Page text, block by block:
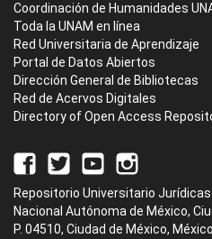
Coordinación de Humanidades
Toda la UNAM en línea
Red Universitaria de Aprendizaje
Portal de Datos Abiertos
Dirección General de Bibliotecas
Red de Acervos Digitales
Directory of Open Access
Repositorio Universitario Jurídicas
Nacional Autónoma de México,
P. 04510, Ciudad de México,